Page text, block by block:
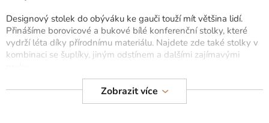
a
c
í
p
v
k
y
Designový stolek do obýváku ke gauči touží mít většina lidí.
Přinášíme borovicové a bukové bílé konferenční stolky, které
vydrží léta díky přírodnímu materiálu. Najdete zde také stolky v
kombinaci se šuplíky, jiným odstínem a dalšími zajímavými
Konferenční stolek v různé velikosti je perfektním nábytkem do
obýváku. Hranaté, kulaté, vysoké nízké. Sledujte nabídku
Zobrazit více